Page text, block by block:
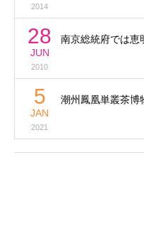
2014
28
JUN
2010
南京総統府では恵
5
JAN
2021
潮州鳳凰単叢茶博